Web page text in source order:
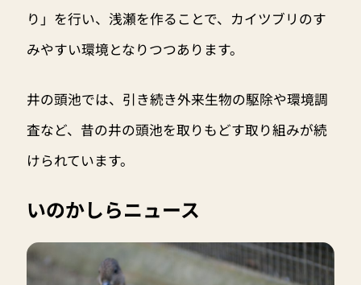
り」を行い、浅瀬を作ることで、カイツブリのす
みやすい環境となりつつあります。
井の頭池では、引き続き外来生物の駆除や環境調
査など、昔の井の頭池を取りもどす取り組みが続
けられています。
いのかしらニュース